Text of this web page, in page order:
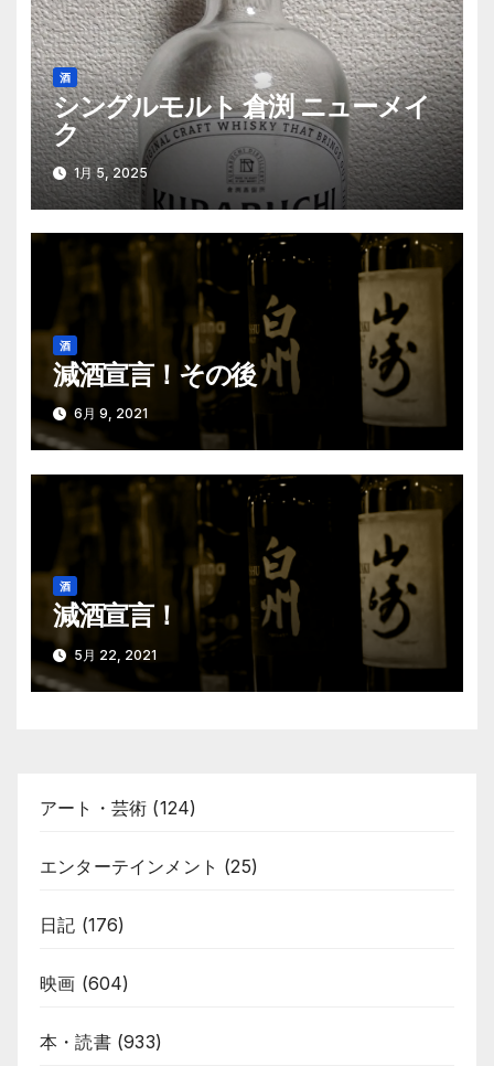
ー
シ
ョ
ン
酒
シングルモルト 倉渕 ニューメイ
ク
1月 5, 2025
酒
減酒宣言！その後
6月 9, 2021
酒
減酒宣言！
5月 22, 2021
アート・芸術 (124)
エンターテインメント (25)
日記 (176)
映画 (604)
本・読書(933)